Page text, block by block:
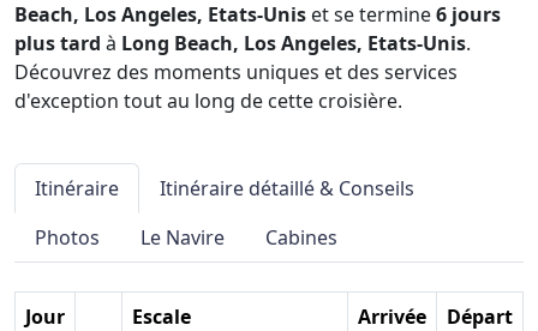
Beach, Los Angeles, Etats-Unis et se termine6 jours
plus tard à Long Beach, Los Angeles, Etats-Unis.
Découvrez des moments uniques et des services
d'exception tout au long de cette croisière.
Itinéraire
Itinéraire détaillé & Conseils
Photos
Le Navire Cabines
Jour Escale Arrivée
Départ